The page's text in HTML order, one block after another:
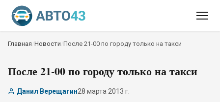
Главная Новости После 21-00 по городу только на такси
После 21-00 по городу только на такси
Данил Верещагин28 марта 2013 г.